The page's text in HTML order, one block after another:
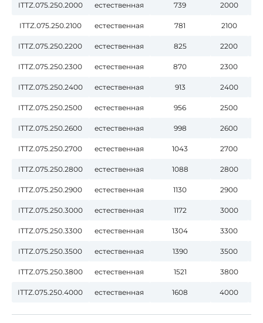
ITTZ.075.250.2000 естественная 739 2000
ITTZ.075.250.2100 естественная 781 2100
ITTZ.075.250.2200 естественная 825 2200
ITTZ.075.250.2300 естественная 870 2300
ITTZ.075.250.2400 естественная 913 2400
ITTZ.075.250.2500 естественная 956 2500
ITTZ.075.250.2600 естественная 998 2600
ITTZ.075.250.2700 естественная 1043 2700
ITTZ.075.250.2800 естественная 1088 2800
ITTZ.075.250.2900 естественная 1130 2900
ITTZ.075.250.3000 естественная 1172 3000
ITTZ.075.250.3300 естественная 1304 3300
ITTZ.075.250.3500 естественная 1390 3500
ITTZ.075.250.3800 естественная 1521 3800
ITTZ.075.250.4000 естественная 1608 4000